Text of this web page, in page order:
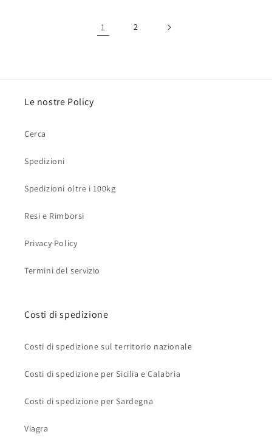
1 2
Le nostre Policy
Cerca
Spedizioni
Spedizioni oltre i 100kg
Resi e Rimborsi
Privacy Policy
Termini del servizio
Costi di spedizione
Costi di spedizione sul territorio nazionale
Costi di spedizione per Sicilia e Calabria
Costi di spedizione per Sardegna
Viagra